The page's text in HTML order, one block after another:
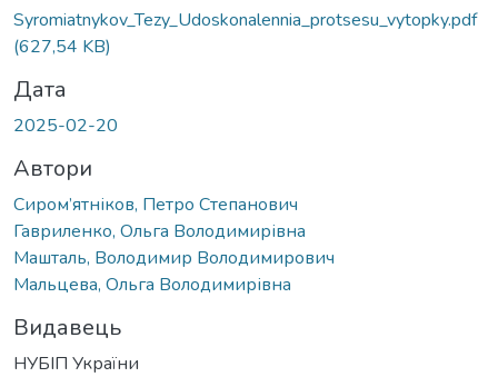
Syromiatnykov_Tezy_Udoskonalennia_protsesu_vytopky.pdf
(627,54 KB)
Дата
2025-02-20
Автори
Сиром’ятніков, Петро Степанович
Гавриленко, Ольга Володимирівна
Машталь, Володимир Володимирович
Мальцева, Ольга Володимирівна
Видавець
НУБІП України